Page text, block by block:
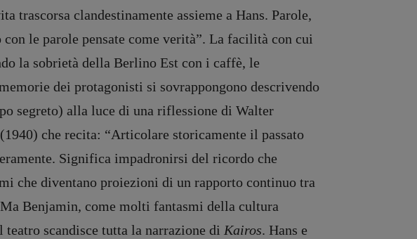
trascorsa clandestinamente assieme a Hans. Parole,
le parole pensate come verità”. La facilità con cui
la sobrietà della Berlino Est con i caffè, le
dei protagonisti si sovrappongono descrivendo
segreto) alla luce di una riflessione di Walter
(1940) che recita: “Articolare storicamente il passato
Significa impadronirsi del ricordo che
che diventano proiezioni di un rapporto continuo tra
Benjamin, come molti fantasmi della cultura
teatro scandisce tutta la narrazione di Kairos. Hans e